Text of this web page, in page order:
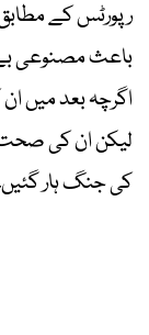
باعث مصنوعی بے
اگرچہ بعد میں
لیکن ان کی صحت
کی جنگ ہار